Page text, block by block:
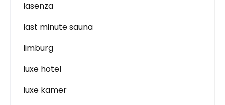
lasenza
last minute sauna
limburg
luxe hotel
luxe kamer